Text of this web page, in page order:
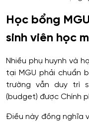
Học bổng
sinh viên học
Nhiều phụ huynh và
tại MGU phải chuẩn
trường vẫn duy trì
(budget) được Chính
Điều này đồng nghĩa